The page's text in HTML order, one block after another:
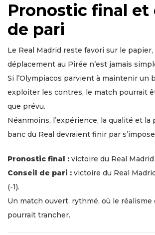
Pronostic final et
de pari
Le Real Madrid reste favori sur le papier,
déplacement au Pirée n’est jamais
Si l’Olympiacos parvient à maintenir un
exploiter les contres, le match pourrait
que prévu.
Néanmoins, l’expérience, la qualité et la
banc du Real devraient finir par
Pronostic final : victoire du Real Madrid
Conseil de pari : victoire du Real
(-1).
Un match ouvert, rythmé, où le réalisme
pourrait trancher.